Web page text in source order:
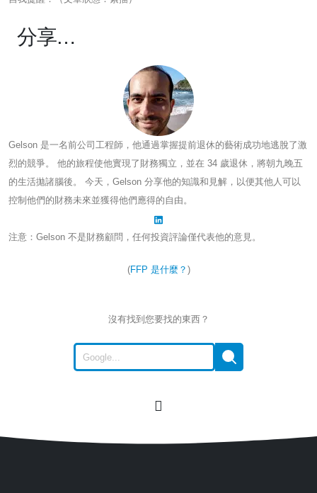
分享…
Gelson 是一名前公司工程師，他通過掌握提前退休的藝術成功地逃脫了激
烈的競爭。 他的旅程使他實現了財務獨立，並在 34 歲退休，將朝九晚五
的生活拋諸腦後。 今天，Gelson 分享他的知識和見解，以便其他人可以
控制他們的財務未來並獲得他們應得的自由。
注意：Gelson 不是財務顧問，任何投資評論僅代表他的意見。
(FFP 是什麼？ )
沒有找到您要找的東西？